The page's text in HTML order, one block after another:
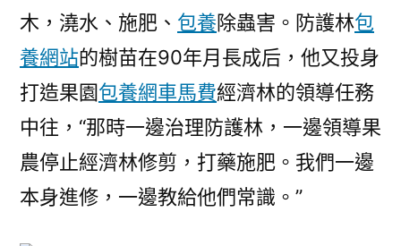
木，澆水、施肥、 包養除蟲害。防護林包
養網站的樹苗在90年月長成后，他又投身
打造果園包養網車馬費經濟林的領導任務
中往，“那時一邊治理防護林，一邊領導果
農停止經濟林修剪，打藥施肥。我們一邊
本身進修，一邊教給他們常識。”